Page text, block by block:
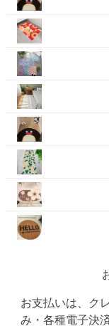
お支払いは、ク
み・各種電子決